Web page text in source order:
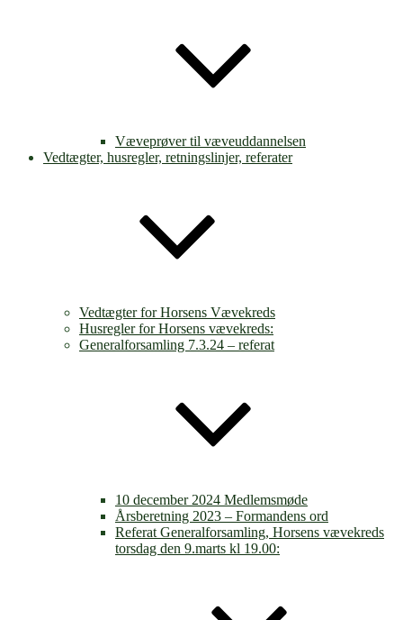
Væveprøver til væveuddannelsen
Vedtægter, husregler, retningslinjer, referater
Vedtægter for Horsens Vævekreds
Husregler for Horsens vævekreds:
Generalforsamling 7.3.24 – referat
10 december 2024 Medlemsmøde
Årsberetning 2023 – Formandens ord
Referat Generalforsamling, Horsens vævekreds
torsdag den 9.marts kl 19.00: